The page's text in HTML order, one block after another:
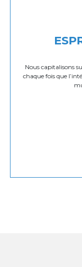
Nous capitalisons
chaque fois que